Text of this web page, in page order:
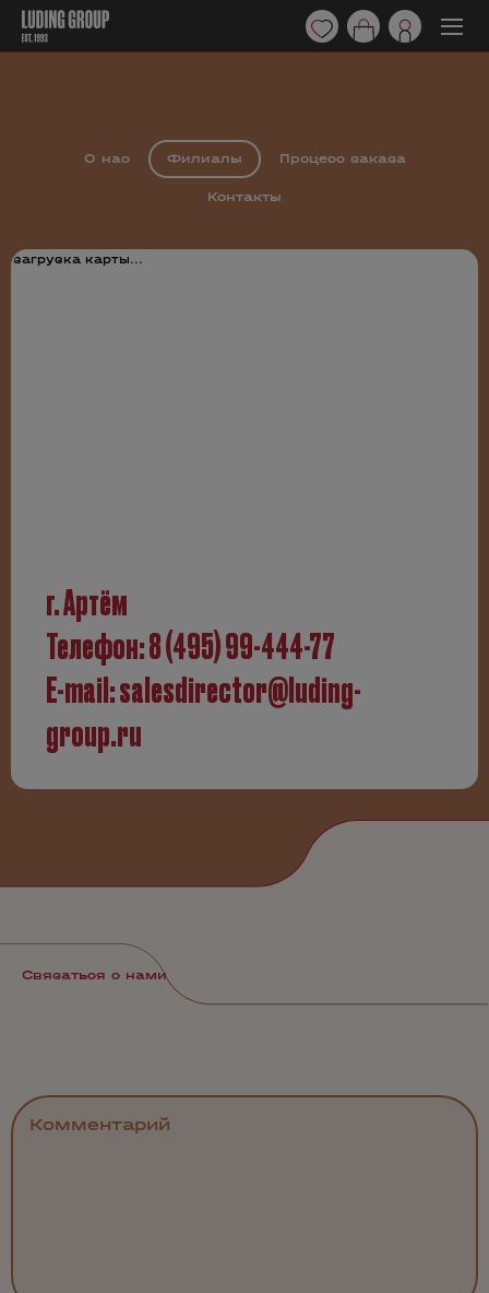
О нас Филиалы Процесс заказа
Контакты
загрузка карты...
г. Артём
Телефон:8 (495) 99-444-77
E-mail:salesdirector@luding-
group.ru
Связаться с нами